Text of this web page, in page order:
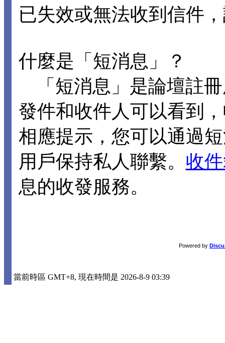
已失效或無法收到信件
什麼是「短消息」？
「短消息」是論壇註
發件和收件人可以看到
相應提示，您可以通過
用戶保持私人聯繫。 收
息的收發服務。
Powered by
當前時區 GMT+8, 現在時間是 2026-8-9 03:39